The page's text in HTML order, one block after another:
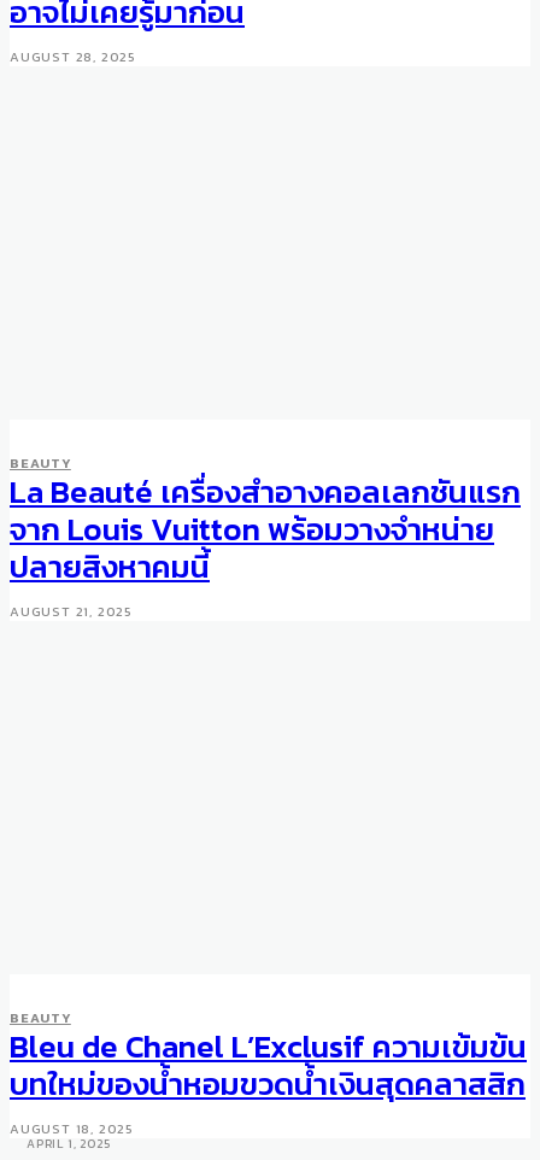
SMART STYLE
Step Into Summer with the
Playful Valentino Garavani
9To5 Cherryfic Bag
APRIL 1, 2025
อาจไม่เคยรู้มาก่อน
AUGUST 28, 2025
BEAUTY
La Beauté เครื่องสำอางคอลเลกชันแรก
จาก Louis Vuitton พร้อมวางจำหน่าย
ปลายสิงหาคมนี้
AUGUST 21, 2025
BEAUTY
Bleu de Chanel L’Exclusif ความเข้มข้น
บทใหม่ของน้ำหอมขวดน้ำเงินสุดคลาสสิก
AUGUST 18, 2025